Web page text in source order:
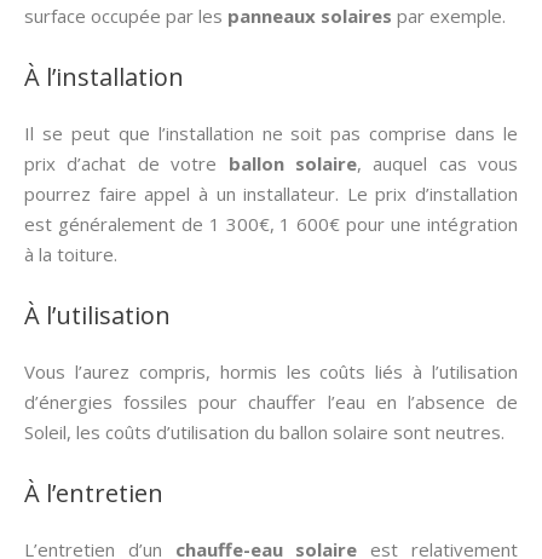
surface occupée par les panneaux solaires par exemple.
À l’installation
Il se peut que l’installation ne soit pas comprise dans le
prix d’achat de votre ballon solaire, auquel cas vous
pourrez faire appel à un installateur. Le prix d’installation
est généralement de 1 300€, 1 600€ pour une intégration
à la toiture.
À l’utilisation
Vous l’aurez compris, hormis les coûts liés à l’utilisation
d’énergies fossiles pour chauffer l’eau en l’absence de
Soleil, les coûts d’utilisation du ballon solaire sont neutres.
À l’entretien
L’entretien d’un chauffe-eau solaire est relativement